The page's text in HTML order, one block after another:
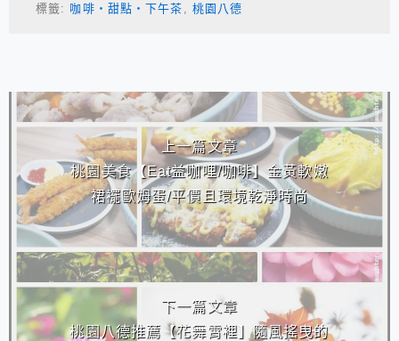
標籤: 咖啡‧甜點‧下午茶 桃園八德
相連文章
上一篇文章
桃園美食【Eat益咖哩/咖啡】金黃軟嫩
裙襬歐姆蛋/平價且環境乾淨時尚
下一篇文章
桃園八德推薦【花舞霄裡】隨風搖曳的